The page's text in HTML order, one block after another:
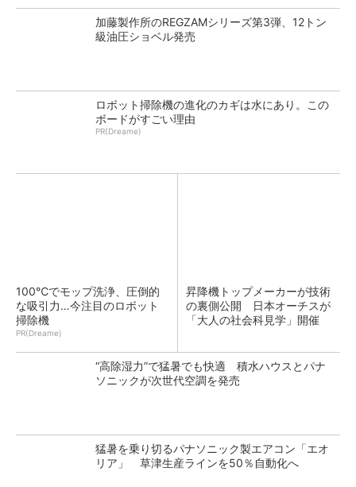
加藤製作所のREGZAMシリーズ第3弾、12トン
級油圧ショベル発売
ロボット掃除機の進化のカギは水にあり。この
ボードがすごい理由
PR(Dreame)
100℃でモップ洗浄、圧倒的
な吸引力…今注目のロボット
掃除機
PR(Dreame)
昇降機トップメーカーが技術
の裏側公開 日本オーチスが
「大人の社会科見学」開催
“高除湿力”で猛暑でも快適 積水ハウスとパナ
ソニックが次世代空調を発売
猛暑を乗り切るパナソニック製エアコン「エオ
リア」 草津生産ラインを50％自動化へ